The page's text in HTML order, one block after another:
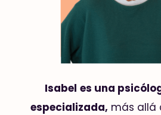
Isabel es una
especializada, más allá